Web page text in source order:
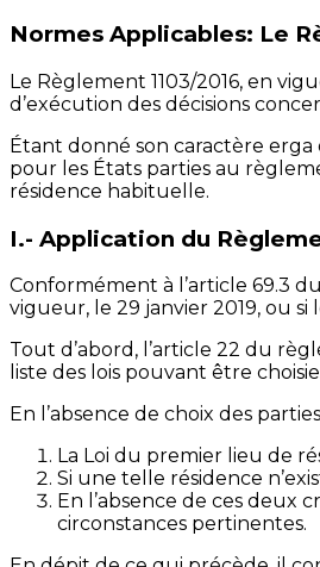
Normes Applicables: Le
Le Règlement 1103/2016, en
d’exécution des décisions
Étant donné son caractère
pour les États parties au
résidence habituelle.
I.- Application du
Conformément à l’article 69.3
vigueur, le 29 janvier 2019, ou
Tout d’abord, l’article 22 du
liste des lois pouvant être
En l’absence de choix des
La Loi du premier lieu de
Si une telle résidence
En l’absence de ces
circonstances pertinentes.